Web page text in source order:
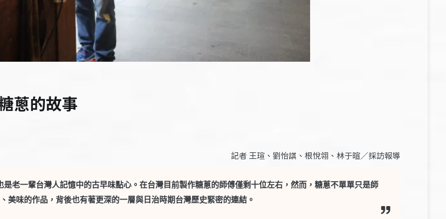
蔥的故事
記者 王瑄、劉怡諆、根悅翎、林于暄／採訪報導
老一輩台灣人記憶中的古早味點心。在台灣目前製作糖蔥的師傅僅剩十位左右，然而，糖蔥不單單只是師
美味的作品，背後也有著更深的一層與日治時期台灣歷史緊密的連結。